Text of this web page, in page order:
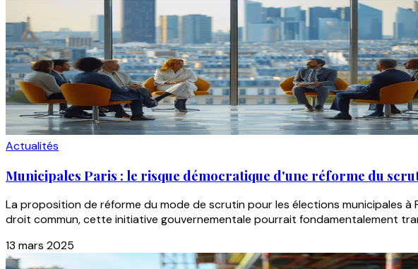
Actualités
Municipales Paris : le risque démocratique d'une réforme du
La proposition de réforme du mode de scrutin pour les élections municipales
droit commun, cette initiative gouvernementale pourrait fondamentalement
13 mars 2025